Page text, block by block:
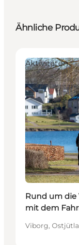
Ähnliche
Aktivitäten
Rund um die
mit dem
Viborg,